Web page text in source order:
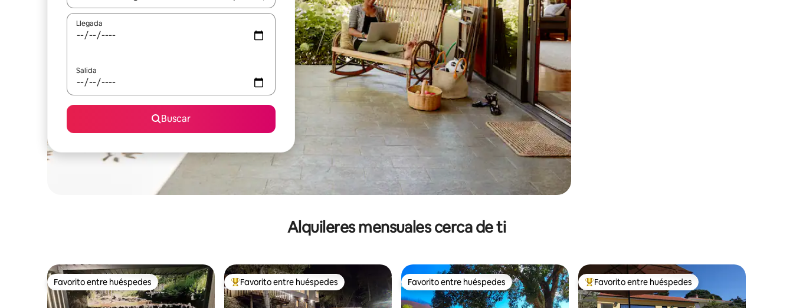
Llegada
Salida
Buscar
Alquileres mensuales cerca de ti
Favorito entre huéspedes
Favorito entre huéspedes Favorito entre huéspedes preferido
Favorito entre huéspedes Favorito entre huéspedes
Favorito entre huéspedes Favorito entre huéspedes preferido
Favorito entre huéspedes